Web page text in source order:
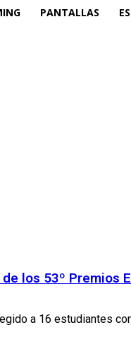
PANTALLAS
los 53º Premios
a 16 estudiantes